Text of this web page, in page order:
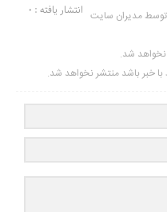
انتشار یافته : ۰ توسط مدیران سایت
نخواهد شد.
با خبر باشد منتشر نخواهد شد.